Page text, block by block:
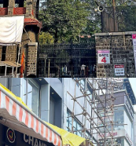
कोपरगाव, ता. कोपरगाव,
अधिक माहिती